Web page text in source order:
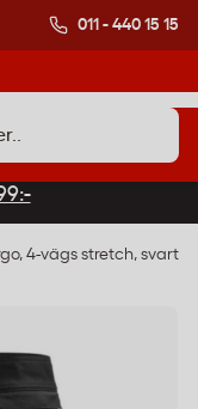
Över 500 000
011 - 440 15 15
4-vägs stretch, svart